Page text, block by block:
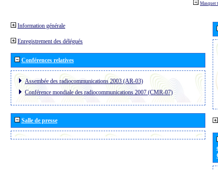
Masquer
Information générale
Enregistrement des délégués
Conférences relatives
Assembée des radiocommunications 2003 (AR-03)
Conférence mondiale des radiocommunications 2007 (CMR-07)
Salle de presse